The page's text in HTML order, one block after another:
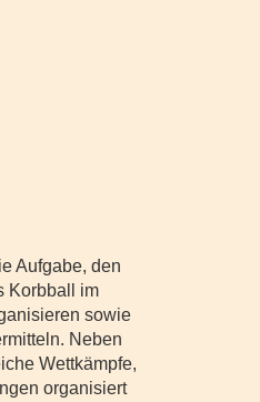
Aufgabe, den
Korbball im
sowie
Neben
Wettkämpfe,
organisiert